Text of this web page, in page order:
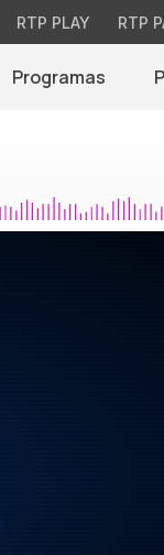
RTP PLAY RTP
Programas